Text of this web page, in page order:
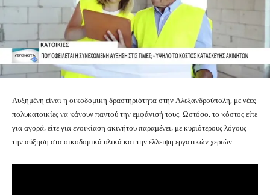
Αυξημένη είναι η οικοδομική δραστηριότητα στην Αλεξανδρούπολη, με νέες
πολυκατοικίες να κάνουν παντού την εμφάνισή τους. Ωστόσο, το κόστος είτε
για αγορά, είτε για ενοικίαση ακινήτου παραμένει, με κυριότερους λόγους
την αύξηση στα οικοδομικά υλικά και την έλλειψη εργατικών χεριών.